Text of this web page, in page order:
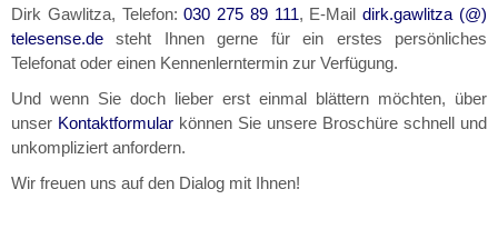
Dirk Gawlitza, Telefon:030 275 89 111, E-Maildirk.gawlitza (@)
telesense.de steht Ihnen gerne für ein erstes persönliches
Telefonat oder einen Kennenlerntermin zur Verfügung.
Und wenn Sie doch lieber erst einmal blättern möchten, über
unser Kontaktformular können Sie unsere Broschüre schnell und
unkompliziert anfordern.
Wir freuen uns auf den Dialog mit Ihnen!